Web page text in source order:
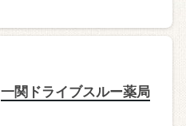
一関ドライブスルー薬局